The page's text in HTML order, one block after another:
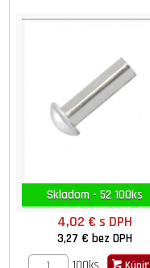
Skladom - 52 100ks
4,02 €s DPH
3,27 €bez DPH